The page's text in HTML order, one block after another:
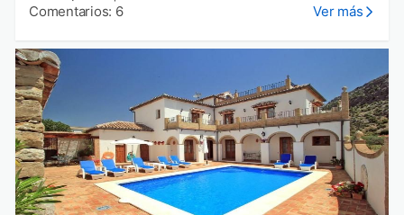
Comentarios: 6
Ver más